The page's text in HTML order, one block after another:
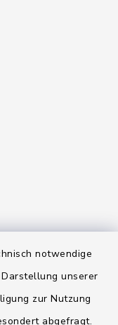
notwendige
unserer
zur Nutzung
abgefragt.